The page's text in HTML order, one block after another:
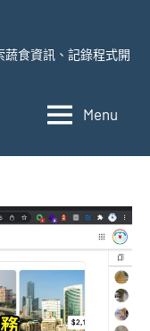
食資訊、記錄程式開
Menu